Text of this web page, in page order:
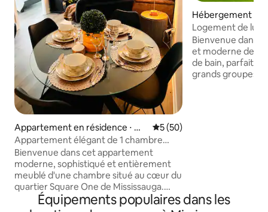
Appartement en résidence ⋅ Mis
sissauga
Évaluation moyenne sur la
5 (50)
Appartement élégant de 1 chambre
près de Square One
Bienvenue dans cet appartement
moderne, sophistiqué et entièrement
meublé d'une chambre situé au cœur du
quartier Square One de Mississauga.
Comprend une télévision de salon 65",
une télévision dans la chambre, une
Hébergement ⋅
Logement de
Bienvenue dans
et moderne de 4
de bain, parfaite
grands groupes.
Idéalement
Équipements populaires dans les